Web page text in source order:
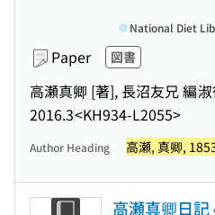
Paper 図書
高瀬真卿 [著], 長沼友兄 編
2016.3<KH934-L2055>
National Diet
Author Heading 高瀬, 真卿,
高瀬真卿日記